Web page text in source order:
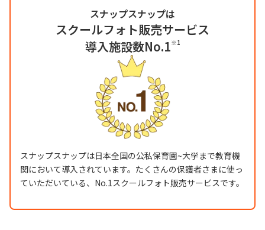
スナップスナップは
スクールフォト販売サービス
導入施設数No.1
スナップスナップは日本全国の公私保育園~大学まで教育機
関において導入されています。たくさんの保護者さまに使っ
ていただいている、No.1スクールフォト販売サービスです。